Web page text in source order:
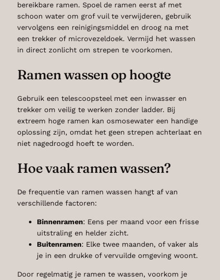
bereikbare ramen. Spoel de ramen eerst af met
schoon water om grof vuil te verwijderen, gebruik
vervolgens een reinigingsmiddel en droog na met
een trekker of microvezeldoek. Vermijd het wassen
in direct zonlicht om strepen te voorkomen.
Ramen wassen op hoogte
Gebruik een telescoopsteel met een inwasser en
trekker om veilig te werken zonder ladder. Bij
extreem hoge ramen kan osmosewater een handige
oplossing zijn, omdat het geen strepen achterlaat en
niet nagedroogd hoeft te worden.
Hoe vaak ramen wassen?
De frequentie van ramen wassen hangt af van
verschillende factoren:
Binnenramen: Eens per maand voor een frisse
uitstraling en helder zicht.
Buitenramen: Elke twee maanden, of vaker als
je in een drukke of vervuilde omgeving woont.
Door regelmatig je ramen te wassen, voorkom je